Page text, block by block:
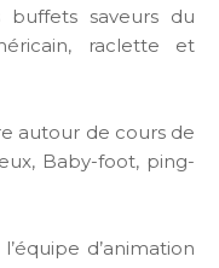
saveurs du
raclette et
autour de cours de
Baby-foot, ping-
d’animation